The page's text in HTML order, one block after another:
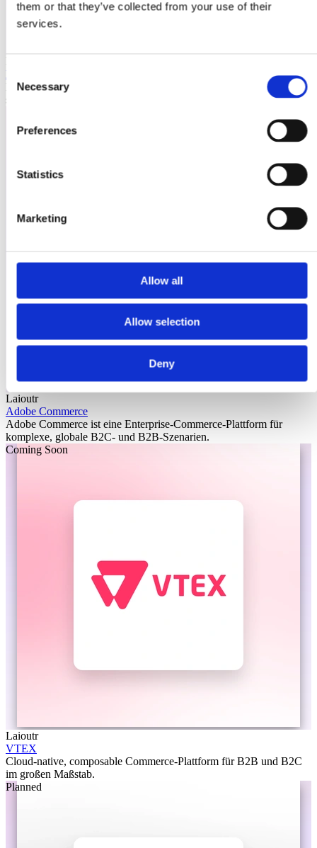
them or that they’ve collected from your use of their
services.
Consent
Selection
Necessary
Preferences
Statistics
Marketing
Allow all
Allow selection
Deny
Laioutr
Emporix
Emporix ist eine composable, API-first Commerce-Plattform für
skalierbare B2B- und B2C-Szenarien.
Laioutr
Adobe Commerce
Adobe Commerce ist eine Enterprise-Commerce-Plattform für
komplexe, globale B2C- und B2B-Szenarien.
Coming Soon
Laioutr
VTEX
Cloud-native, composable Commerce-Plattform für B2B und B2C
im großen Maßstab.
Planned